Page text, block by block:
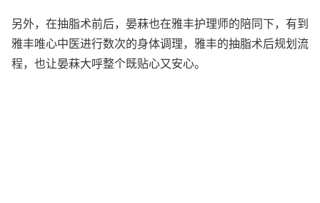
另外，在抽脂术前后，晏菻也在雅丰护理师的陪同下，有到
雅丰唯心中医进行数次的身体调理，雅丰的抽脂术后规划流
程，也让晏菻大呼整个既贴心又安心。